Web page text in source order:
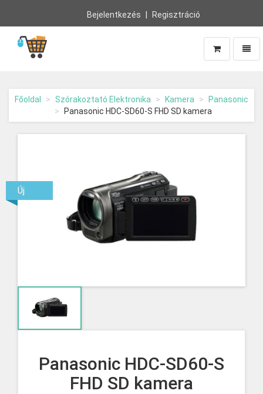
Bejelentkezés Regisztráció
Főoldal Szórakoztató Elektronika Kamera
Panasonic
Panasonic HDC-SD60-S FHD SD kamera
Új
Panasonic HDC-SD60-S
FHD SD kamera